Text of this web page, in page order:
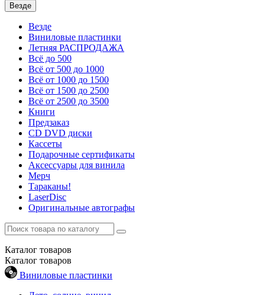
Везде
Везде
Виниловые пластинки
Летняя РАСПРОДАЖА
Всё до 500
Всё от 500 до 1000
Всё от 1000 до 1500
Всё от 1500 до 2500
Всё от 2500 до 3500
Книги
Предзаказ
CD DVD диски
Кассеты
Подарочные сертификаты
Аксессуары для винила
Мерч
Тараканы!
LaserDisc
Оригинальные автографы
Каталог товаров
Каталог товаров
Виниловые пластинки